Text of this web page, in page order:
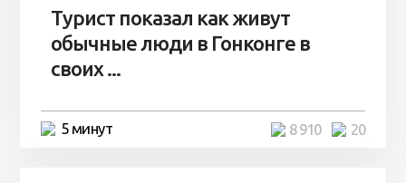
Турист показал как живут
обычные люди в Гонконге в
своих ...
5 минут 20
8 910